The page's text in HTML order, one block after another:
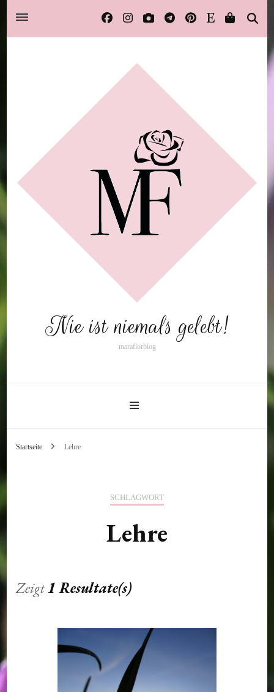
Nie ist niemals gelebt!
maraflorblog
Startseite Lehre
SCHLAGWORT
Lehre
Zeigt1 Resultate(s)